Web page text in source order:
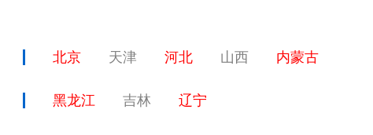
北京 天津 河北 山西 内蒙古
黑龙江 吉林 辽宁